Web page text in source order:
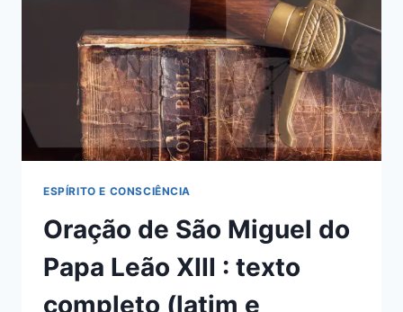
ROTEIRO
SIMPLES
DIA
A
DIA
ESPÍRITO E CONSCIÊNCIA
Oração de São Miguel do
Papa Leão XIII : texto
completo (latim e